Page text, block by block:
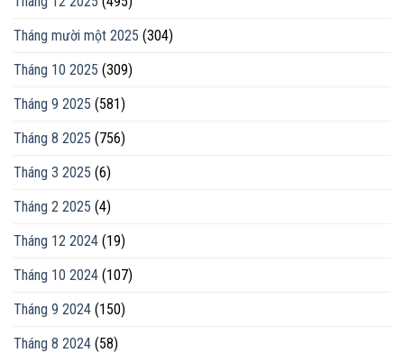
Tháng mười một 2025 (304)
Tháng 10 2025 (309)
Tháng 9 2025 (581)
Tháng 8 2025 (756)
Tháng 3 2025 (6)
Tháng 2 2025 (4)
Tháng 12 2024 (19)
Tháng 10 2024 (107)
Tháng 9 2024 (150)
Tháng 8 2024 (58)